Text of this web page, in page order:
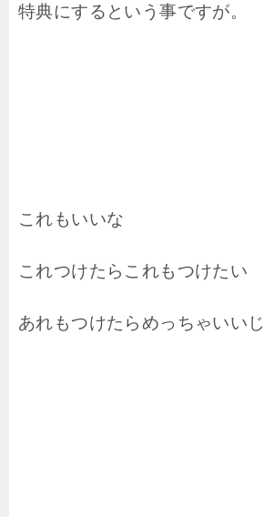
特典にするという事ですが。
これもいいな
これつけたらこれもつけたい
あれもつけたらめっちゃいい